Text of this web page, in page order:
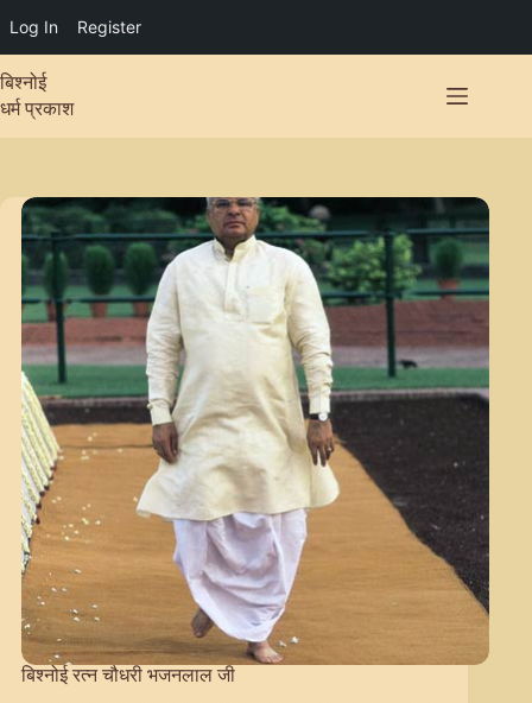
Log In
Register
to
content
बिश्नोई
धर्म प्रकाश
बिश्नोई रत्न चौधरी भजनलाल जी